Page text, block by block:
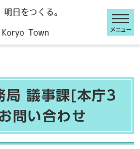
メニュー
局 議事課[本庁3
問い合わせ